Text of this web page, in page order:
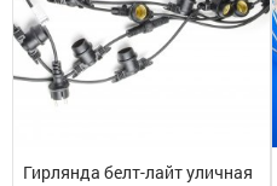
Гирлянда белт-лайт уличная